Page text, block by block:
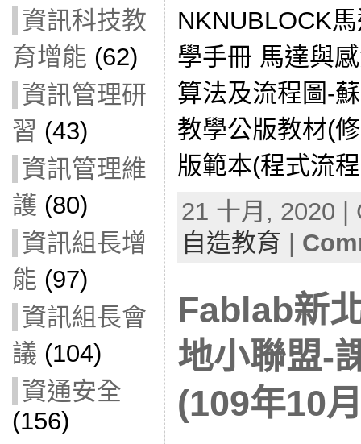
資訊科技教
育增能 (62)
資訊管理研
習 (43)
資訊管理維
護 (80)
資訊組長增
能 (97)
資訊組長會
議 (104)
資通安全
(156)
NKNUBLOCK
學手冊 馬達與
算法及流程圖-
教學公版教材(
版範本(程式流
21 十月, 2020
自造教育
Fablab新
地小聯盟-
(109年10